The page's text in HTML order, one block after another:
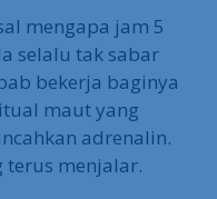
mengapa jam 5
selalu tak sabar
bekerja baginya
maut yang
adrenalin.
terus menjalar.